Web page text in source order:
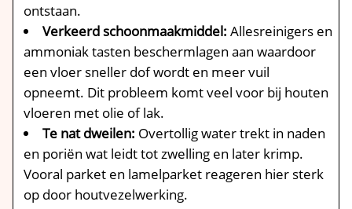
ontstaan.​
Verkeerd schoonmaakmiddel: Allesreinigers en
ammoniak tasten beschermlagen aan waardoor
een vloer sneller dof wordt en meer vuil
opneemt.​ Dit probleem komt veel voor bij houten
vloeren met olie of lak.​
Te nat dweilen: Overtollig water trekt in naden
en poriën wat leidt tot zwelling en later krimp.​
Vooral parket en lamelparket reageren hier sterk
op door houtvezelwerking.​